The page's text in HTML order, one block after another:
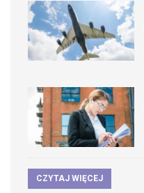
CZYTAJ WIĘCEJ